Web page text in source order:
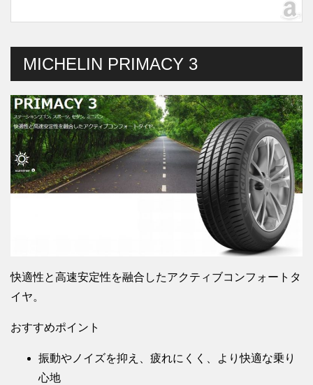
MICHELIN PRIMACY 3
快適性と高速安定性を融合したアクティブコンフォートタ
イヤ。
おすすめポイント
振動やノイズを抑え、疲れにくく、より快適な乗り
心地